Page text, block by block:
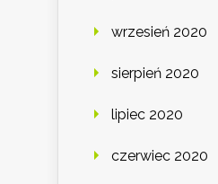
wrzesień 2020
sierpień 2020
lipiec 2020
czerwiec 2020